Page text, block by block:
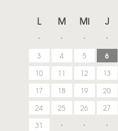
L M Mi J
3 4 5 6
10
11 12 13
17 18 19 20
24
25 26 27
31